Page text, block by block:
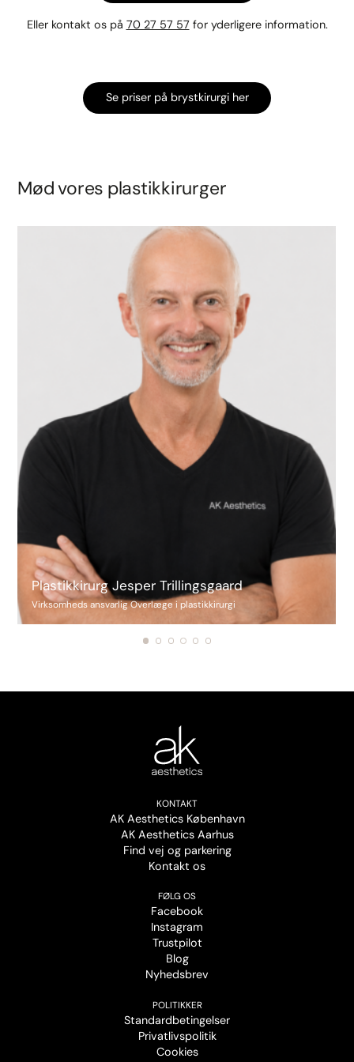
Eller kontakt os på 70 27 57 57for yderligere information.
Se priser på brystkirurgi her
Mød vores plastikkirurger
Plastikkirurg Jesper Trillingsgaard
Virksomheds ansvarlig Overlæge i plastikkirurgi
KONTAKT
AK Aesthetics København
AK Aesthetics Aarhus
Find vej og parkering
Kontakt os
FØLG OS
Facebook
Instagram
Trustpilot
Blog
Nyhedsbrev
POLITIKKER
Standardbetingelser
Privatlivspolitik
Cookies